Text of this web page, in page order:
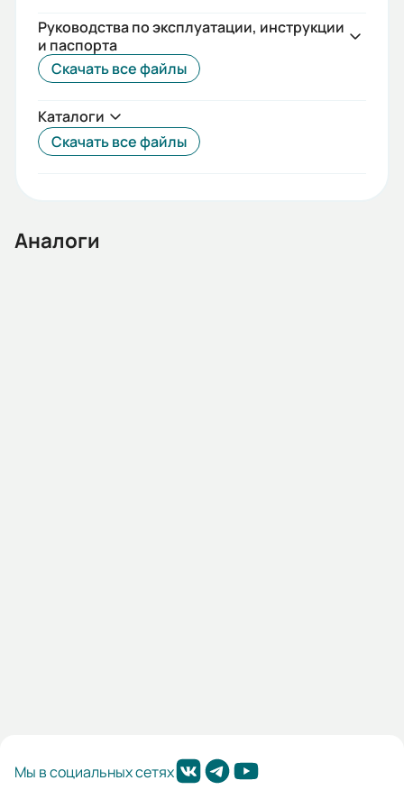
Руководства по эксплуатации, инструкции
и паспорта
Скачать все файлы
Каталоги
Скачать все файлы
Аналоги
Мы в социальных сетях